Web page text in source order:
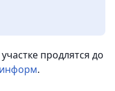
продлятся до
.